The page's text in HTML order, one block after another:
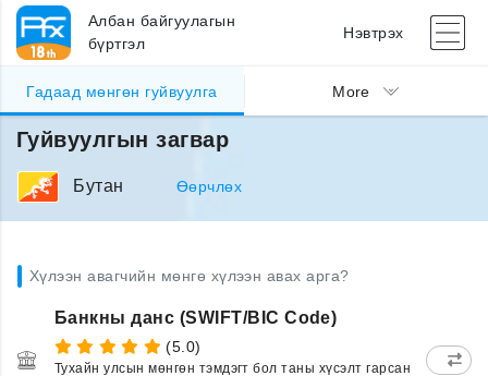
Албан байгуулагын
бүртгэл
Нэвтрэх
Гадаад мөнгөн гуйвуулга More
Гуйвуулгын загвар
Бутан Өөрчлөх
Хүлээн авагчийн мөнгө хүлээн авах арга?
Банкны данс (SWIFT/BIC Code)
(5.0)
Тухайн улсын мөнгөн тэмдэгт бол таны хүсэлт гарсан